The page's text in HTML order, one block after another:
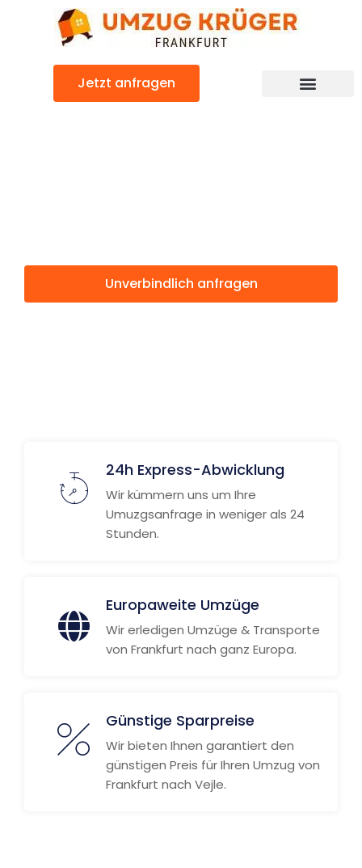
Jetzt anfragen
Unverbindlich anfragen
24h Express-Abwicklung
Wir kümmern uns um Ihre
Umuzgsanfrage in weniger als 24
Stunden.
Europaweite Umzüge
Wir erledigen Umzüge & Transporte
von Frankfurt nach ganz Europa.
Günstige Sparpreise
Wir bieten Ihnen garantiert den
günstigen Preis für Ihren Umzug von
Frankfurt nach Vejle.